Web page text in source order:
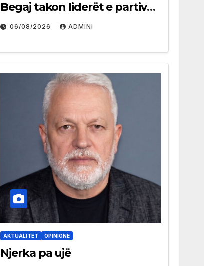
Begaj takon liderët e partive
shqiptare në Ulqin
06/08/2026 ADMINI
AKTUALITET OPINIONE
Njerka pa ujë